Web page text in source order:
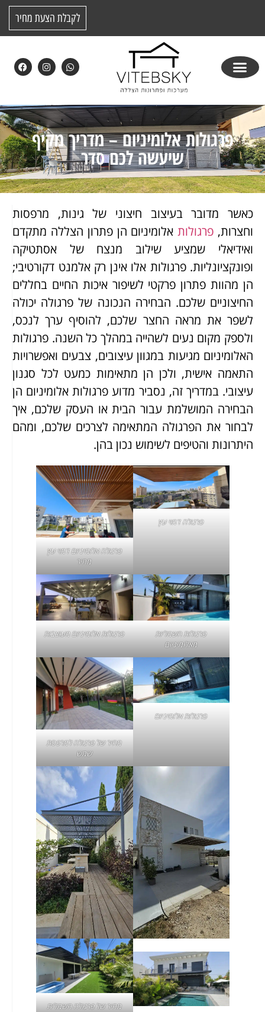
לקבלת הצעת מחיר
פרגולות אלומיניום – מדריך מקיף
שיעשה לכם סדר
כאשר מדובר בעיצוב חיצוני של גינות, מרפסות
וחצרות, פרגולותאלומיניום הן פתרון הצללה מתקדם
ואידיאלי שמציע שילוב מנצח של אסתטיקה
ופונקציונליות. פרגולות אלו אינן רק אלמנט דקורטיבי;
הן מהוות פתרון פרקטי לשיפור איכות החיים בחללים
החיצוניים שלכם. הבחירה הנכונה של פרגולה יכולה
לשפר את מראה החצר שלכם, להוסיף ערך לנכס,
ולספק מקום נעים לשהייה במהלך כל השנה. פרגולות
האלומיניום מגיעות במגוון עיצובים, צבעים ואפשרויות
התאמה אישית, ולכן הן מתאימות כמעט לכל סגנון
עיצובי. במדריך זה, נסביר מדוע פרגולות אלומיניום הן
הבחירה המושלמת עבור הבית או העסק שלכם, איך
לבחור את הפרגולה המתאימה לצרכים שלכם, ומהם
היתרונות והטיפים לשימוש נכון בהן.
פרגולה דמוי עץ
פרגולה אלומיניום דמוי עץ
מחיר
פרגולות חשמליות
מאלומיניום
פרגולות אלומיניום מעוצבות
פרגולות אלומיניום
מחיר שלפרגולה למרפסת
שמש
מחיר שלפרגולה חשמלית